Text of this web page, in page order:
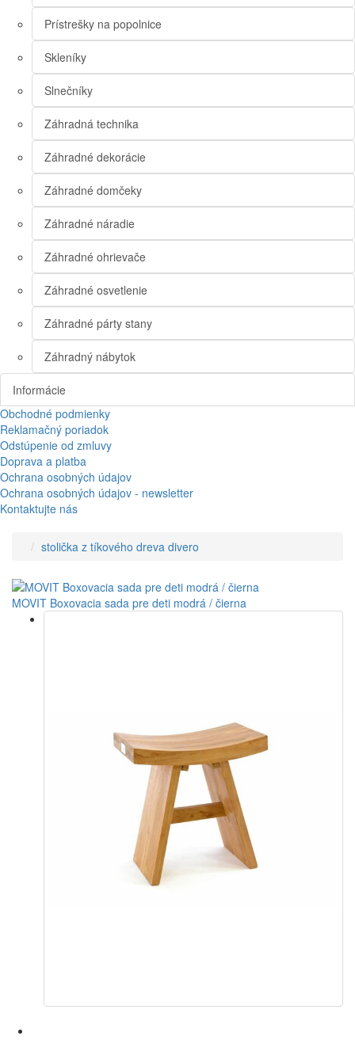
Prístrešky na popolnice
Skleníky
Slnečníky
Záhradná technika
Záhradné dekorácie
Záhradné domčeky
Záhradné náradie
Záhradné ohrievače
Záhradné osvetlenie
Záhradné párty stany
Záhradný nábytok
Informácie
Obchodné podmienky
Reklamačný poriadok
Odstúpenie od zmluvy
Doprava a platba
Ochrana osobných údajov
Ochrana osobných údajov - newsletter
Kontaktujte nás
stolička z tíkového dreva divero
MOVIT Boxovacia sada pre deti modrá / čierna